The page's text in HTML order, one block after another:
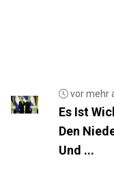
vor mehr
Es Ist
Den
Und ...